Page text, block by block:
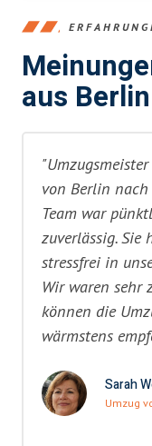
aus Berlin
von Berlin
Team war
zuverlässig. Sie
stressfrei in
Wir waren sehr
können die
wärmstens
Sarah
Umzug